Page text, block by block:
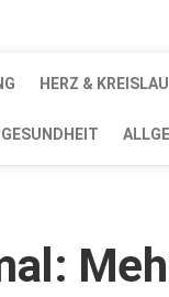
HERZ &